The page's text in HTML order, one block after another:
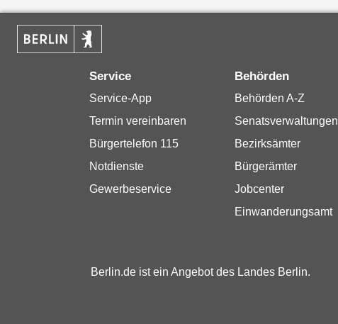
Service
Service-App
Termin vereinbaren
Bürgertelefon 115
Notdienste
Gewerbeservice
Behörden
Behörden A-Z
Senatsverwaltungen
Bezirksämter
Bürgerämter
Jobcenter
Einwanderungsamt
Berlin.de ist ein Angebot des Landes Berlin.